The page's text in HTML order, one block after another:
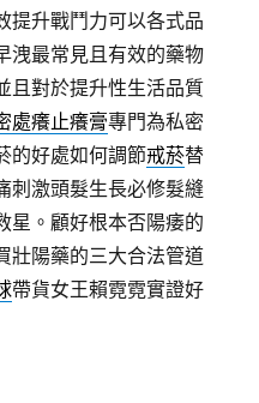
提升戰鬥力可以各式品
洩最常見且有效的藥物
且對於提升性生活品質
處癢止癢膏專門為私密
的好處如何調節戒菸替
刺激頭髮生長必修髮縫
星。顧好根本否陽痿的
壯陽藥的三大合法管道
帶貨女王賴霓霓實證好